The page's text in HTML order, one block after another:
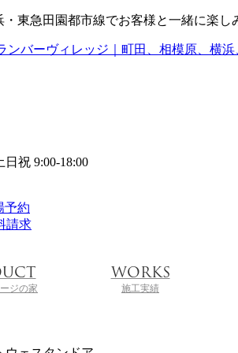
・東急田園都市線でお客様と一緒に楽
祝 9:00-18:00
予約
請求
ジの家
WORKS
施工実績